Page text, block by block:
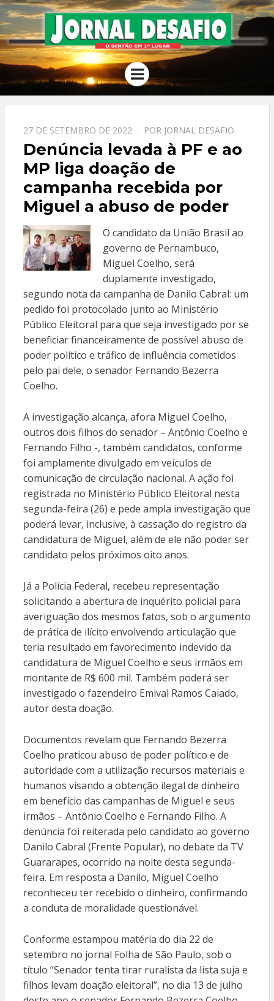
JORNAL
DESAFIO
O Sertão em 1º Lugar
Menu
PPOSTADO
EM
27 DE SETEMBRO DE 2022 POR JORNAL DESAFIO
Denúncia levada à PF e ao
MP liga doação de
campanha recebida por
Miguel a abuso de poder
O candidato da União Brasil ao
governo de Pernambuco,
Miguel Coelho, será
duplamente investigado,
segundo nota da campanha de Danilo Cabral: um
pedido foi protocolado junto ao Ministério
Público Eleitoral para que seja investigado por se
beneficiar financeiramente de possível abuso de
poder político e tráfico de influência cometidos
pelo pai dele, o senador Fernando Bezerra
Coelho.
A investigação alcança, afora Miguel Coelho,
outros dois filhos do senador – Antônio Coelho e
Fernando Filho -, também candidatos, conforme
foi amplamente divulgado em veículos de
comunicação de circulação nacional. A ação foi
registrada no Ministério Público Eleitoral nesta
segunda-feira (26) e pede ampla investigação que
poderá levar, inclusive, à cassação do registro da
candidatura de Miguel, além de ele não poder ser
candidato pelos próximos oito anos.
Já a Polícia Federal, recebeu representação
solicitando a abertura de inquérito policial para
averiguação dos mesmos fatos, sob o argumento
de prática de ilícito envolvendo articulação que
teria resultado em favorecimento indevido da
candidatura de Miguel Coelho e seus irmãos em
montante de R$ 600 mil. Também poderá ser
investigado o fazendeiro Emival Ramos Caiado,
autor desta doação.
Documentos revelam que Fernando Bezerra
Coelho praticou abuso de poder político e de
autoridade com a utilização recursos materiais e
humanos visando a obtenção ilegal de dinheiro
em benefício das campanhas de Miguel e seus
irmãos – Antônio Coelho e Fernando Filho. A
denúncia foi reiterada pelo candidato ao governo
Danilo Cabral (Frente Popular), no debate da TV
Guararapes, ocorrido na noite desta segunda-
feira. Em resposta a Danilo, Miguel Coelho
reconheceu ter recebido o dinheiro, confirmando
a conduta de moralidade questionável.
Conforme estampou matéria do dia 22 de
setembro no jornal Folha de São Paulo, sob o
título “Senador tenta tirar ruralista da lista suja e
filhos levam doação eleitoral”, no dia 13 de julho